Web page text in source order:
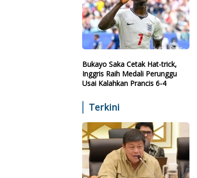
Bukayo Saka Cetak Hat-trick,
Inggris Raih Medali Perunggu
Usai Kalahkan Prancis 6-4
Terkini